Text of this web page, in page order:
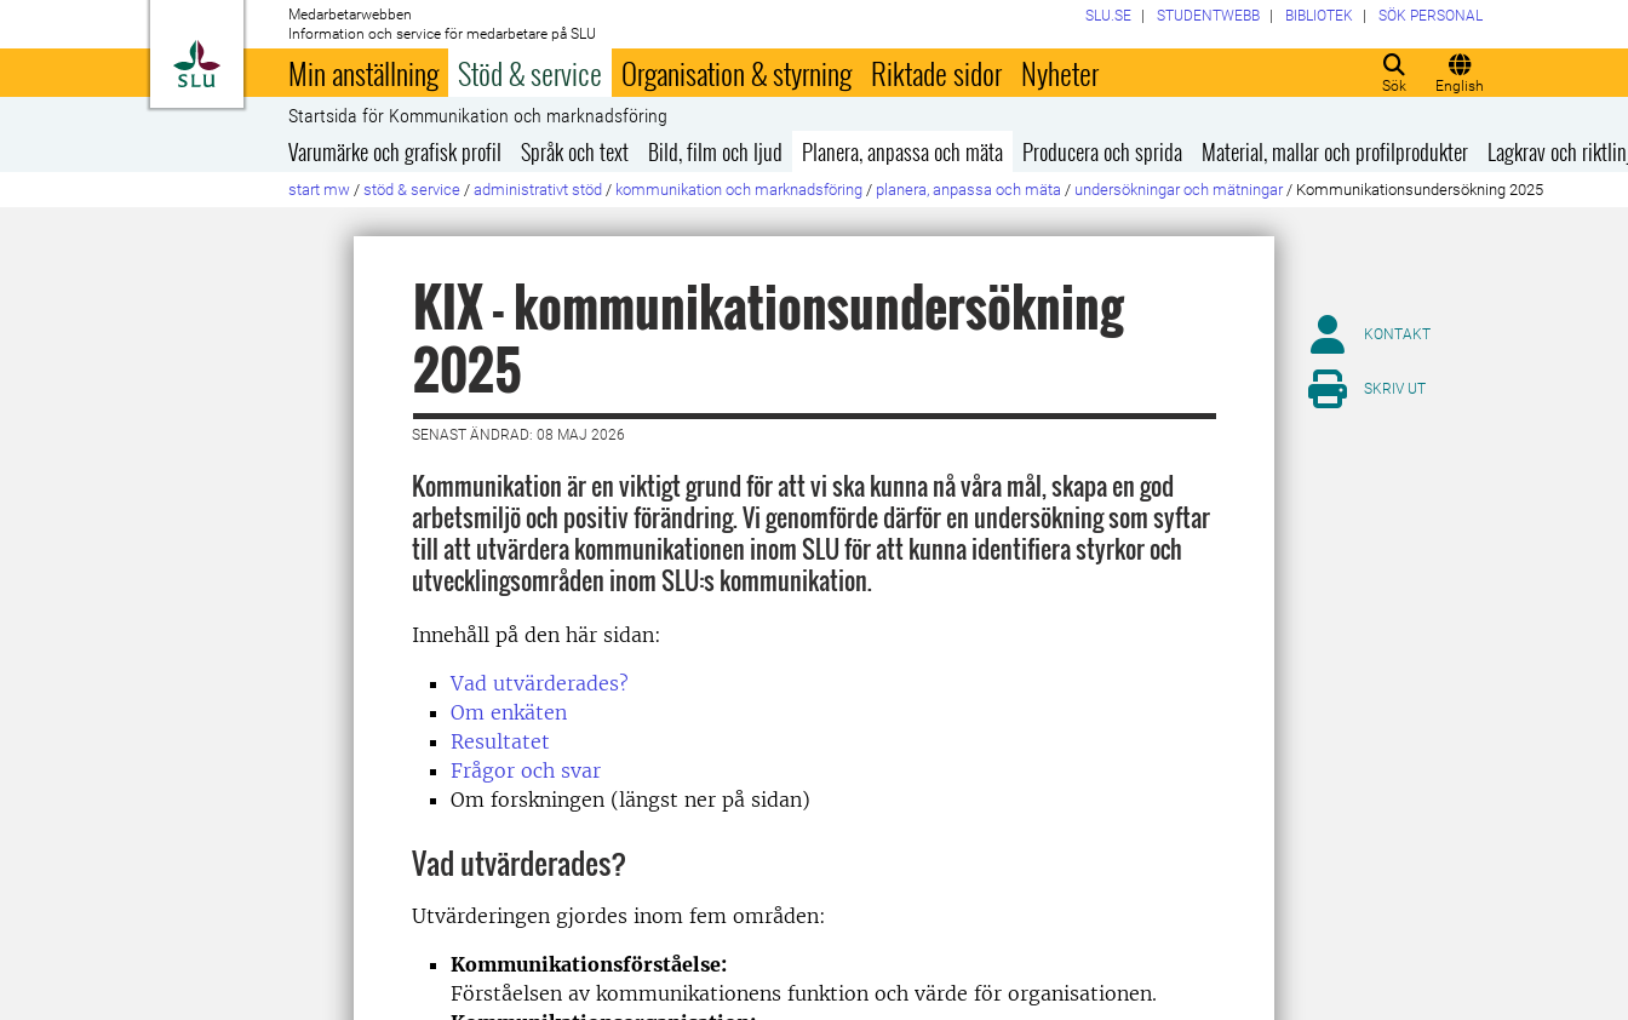
Till startsida
Medarbetarwebben
Information och service för medarbetare på SLU
Sök English
SLU.SE STUDENTWEBB BIBLIOTEK SÖK PERSONAL
Min anställning Stöd & service Organisation & styrning Riktade sidor Nyheter
Startsida för Kommunikation och marknadsföring
Varumärke och grafisk profil Språk och text Bild, film och ljud Planera, anpassa och mäta Producera och sprida Material, mallar och profilprodukter Lagkrav och
start mw / stöd & service / administrativt stöd / kommunikation och marknadsföring / planera, anpassa och mäta / undersökningar och mätningar / Kommunikationsundersökning 2025
KIX - kommunikationsundersökning
2025
SENAST ÄNDRAD: 08 MAJ 2026
Kommunikation är en viktigt grund för att vi ska kunna nå våra mål, skapa en god
arbetsmiljö och positiv förändring. Vi genomförde därför en undersökning som syftar
till att utvärdera kommunikationen inom SLU för att kunna identifiera styrkor och
utvecklingsområden inom SLU:s kommunikation.
Innehåll på den här sidan:
Vad utvärderades?
Om enkäten
Resultatet
Frågor och svar
Om forskningen (längst ner på sidan)
Vad utvärderades?
Utvärderingen gjordes inom fem områden:
Kommunikationsförståelse:
Förståelsen av kommunikationens funktion och värde för organisationen.
KONTAKT
SKRIV UT